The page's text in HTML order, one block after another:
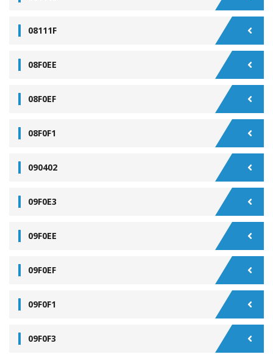
08111F
08F0EE
08F0EF
08F0F1
090402
09F0E3
09F0EE
09F0EF
09F0F1
09F0F3